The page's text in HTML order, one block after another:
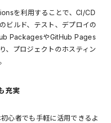
を利用することで、CI/CD
ビルド、テスト、デプロイの
PackagesやGitHub Pages
、プロジェクトのホスティン
充実
初心者でも手軽に活用できるよ